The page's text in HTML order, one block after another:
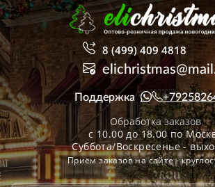
8 (499) 409 4818
Поддержка
Обработка заказов
с 10.00 до 18.00 по
Суббота/Воскресенье -
Приём заказов на сайте -